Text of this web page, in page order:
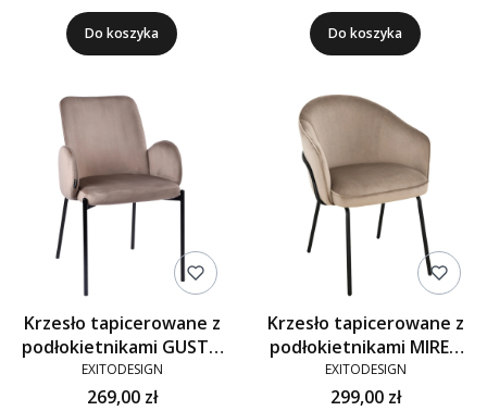
Do koszyka Do koszyka
Krzesło tapicerowane z
podłokietnikami GUSTO
velvet brązowe G-71
EXITODESIGN
269,00 zł
Krzesło tapicerowane z
podłokietnikami MIREA
velvet brązowe G-74
EXITODESIGN
299,00 zł